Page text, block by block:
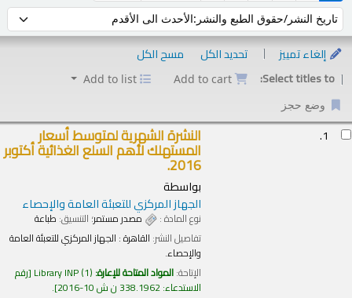
فرز حسب:
إلغاء تمييز
تحديد الكل
مسح الكل
Select titles to:
Add to cart
Add to list
وضع حجز
النشرة الشهرية لمتوسط أسعار
المستهلك لأهم السلع الغذائية أكتوبر
2016.
بواسطة
الجهاز المركزي للتعبئة العامة والإحصاء
نوع المادة : مصدر مستمر؛ التنسيق:طباعة
تفاصيل النشر:القاهرة : الجهاز المركزي للتعبئة العامة
والإحصاء.
الإتاحة:المواد المتاحة للإعارة: Library INP(1)
رقم
الاستدعاء:338.1962 ن ش 10-2016 .